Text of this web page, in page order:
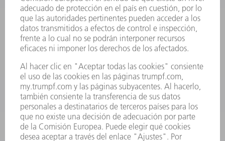
Condiciones generales de venta
CONTACTO
Departamento de Repuestos
+34 91 657 36 70
Viernes de 8h – 17h
repuestos@es.trumpf.com
CONTACTO
Departamento de Utillaje
+34 91 657 36 69
Lunes a Jueves de 8h – 18h
Viernes de 8h – 17h